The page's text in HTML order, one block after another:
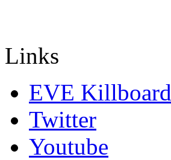
Links
EVE Killboard
Twitter
Youtube